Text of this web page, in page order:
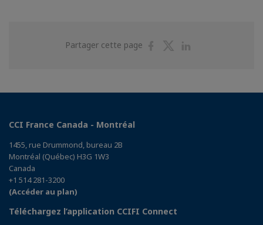
Partager cette page
PartagerPartager
CCI France Canada - Montréal
1455, rue Drummond, bureau 2B
Montréal (Québec) H3G 1W3
Canada
+1 514 281-3200
(Accéder au plan)
Téléchargez l’application CCIFI Connect